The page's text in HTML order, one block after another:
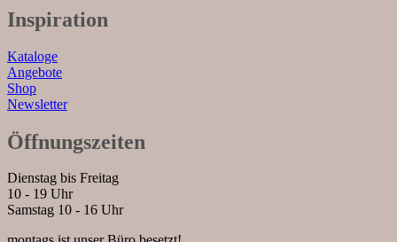
Inspiration
Kataloge
Angebote
Shop
Newsletter
Öffnungszeiten
Dienstag bis Freitag
10 - 19 Uhr
Samstag 10 - 16 Uhr